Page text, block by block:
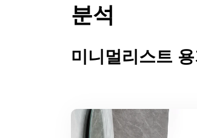
분석
미니멀리스트